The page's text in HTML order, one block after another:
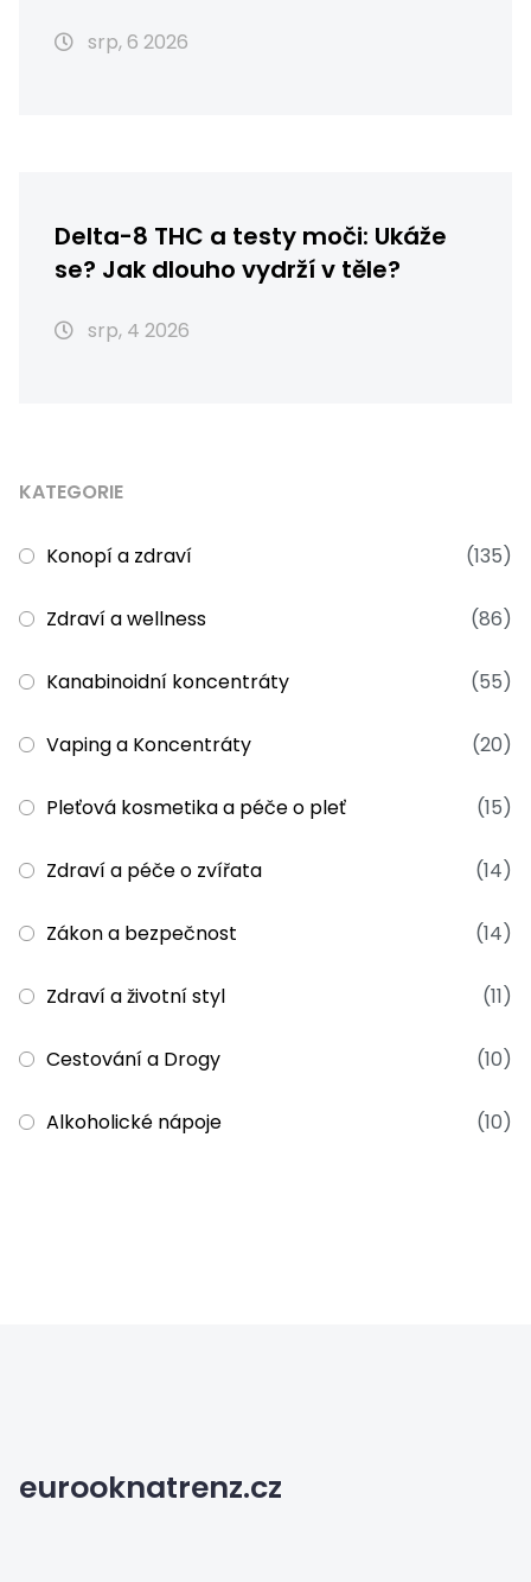
srp, 6 2026
Delta-8 THC a testy moči: Ukáže
se? Jak dlouho vydrží v těle?
srp, 4 2026
KATEGORIE
Konopí a zdraví (135)
Zdraví a wellness (86)
Kanabinoidní koncentráty (55)
Vaping a Koncentráty (20)
Pleťová kosmetika a péče o pleť (15)
Zdraví a péče o zvířata (14)
Zákon a bezpečnost (14)
Zdraví a životní styl (11)
Cestování a Drogy (10)
Alkoholické nápoje (10)
eurooknatrenz.cz